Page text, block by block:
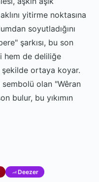
yitirme noktasına
soyutladığını
şarkısı, bu son
hem de deliliğe
şekilde ortaya koyar.
sembolü olan "Wêran
bulur, bu yıkımın
Deezer